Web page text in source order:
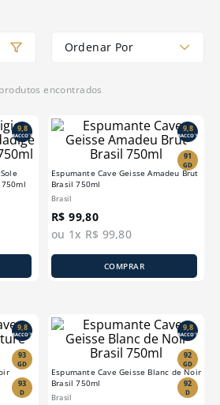
de produção, o método de vinificação
Ordenar Por
produtos
9,8
BACCO´S
Espumante Cave Geisse Amadeu Brut
Brasil 750ml
Brasil
R$ 99,80
ou 1x R$ 99,80
9,8
BACCO´S
91
GD
COMPRAR
9,8
BACCO´S
93
GD
93
D
Espumante Cave Geisse Blanc de Noir
Brasil 750ml
Brasil
9,8
BACCO´S
92
GD
92
D